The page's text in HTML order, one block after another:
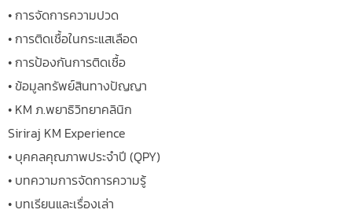
• การจัดการความปวด
• การติดเชื้อในกระแสเลือด
• การป้องกันการติดเชื้อ
• ข้อมูลทรัพย์สินทางปัญญา
• KM ภ.พยาธิวิทยาคลินิก
Siriraj KM Experience
• บุคคลคุณภาพประจำปี (QPY)
• บทความการจัดการความรู้
• บทเรียนและเรื่องเล่า